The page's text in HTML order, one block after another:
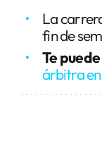
La
fin de
Te
árbitra